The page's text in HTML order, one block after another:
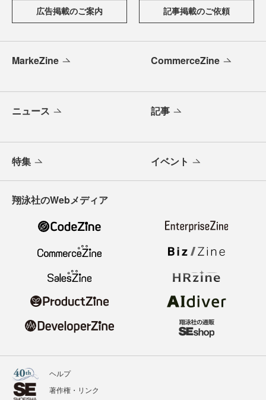
広告掲載のご案内 記事掲載のご依頼
MarkeZine CommerceZine
ニュース 記事
特集 イベント
翔泳社のWebメディア
ヘルプ
著作権・リンク